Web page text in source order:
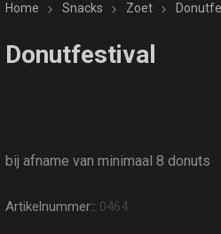
Home Snacks Zoet
Donutfestival
bij afname van minimaal 8 donuts
Artikelnummer:: 0464